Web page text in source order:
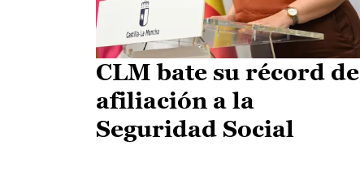
CLM bate su récord de
afiliación a la
Seguridad Social